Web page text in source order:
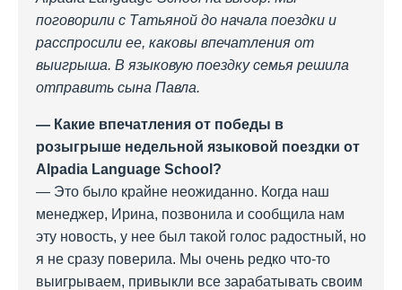
поговорили с Татьяной до начала поездки и
расспросили ее, каковы впечатления от
выигрыша. В языковую поездку семья решила
отправить сына Павла.
— Какие впечатления от победы в
розыгрыше недельной языковой поездки от
Alpadia Language School?
— Это было крайне неожиданно. Когда наш
менеджер, Ирина, позвонила и сообщила нам
эту новость, у нее был такой голос радостный, но
я не сразу поверила. Мы очень редко что-то
выигрываем, привыкли все зарабатывать своим